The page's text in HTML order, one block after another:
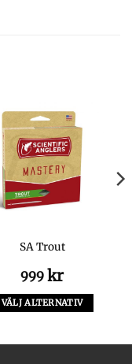
SA Trout
999 kr
VÄLJ ALTERNATIV